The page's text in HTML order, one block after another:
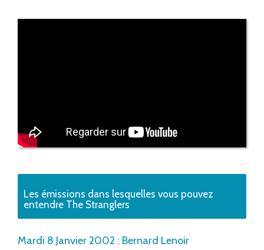
Les émissions dans lesquelles vous pouvez
entendre The Stranglers
Mardi 8 Janvier 2002 : Bernard Lenoir